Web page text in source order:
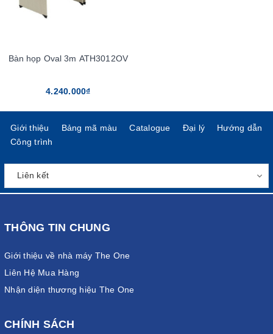
Bàn họp Oval 3m ATH3012OV
4.240.000₫
Giới thiệu Bảng mã màu Catalogue Đại lý
Hướng dẫn
Công trình
THÔNG TIN CHUNG
Giới thiệu về nhà máy The One
Liên Hệ Mua Hàng
Nhận diện thương hiệu The One
CHÍNH SÁCH